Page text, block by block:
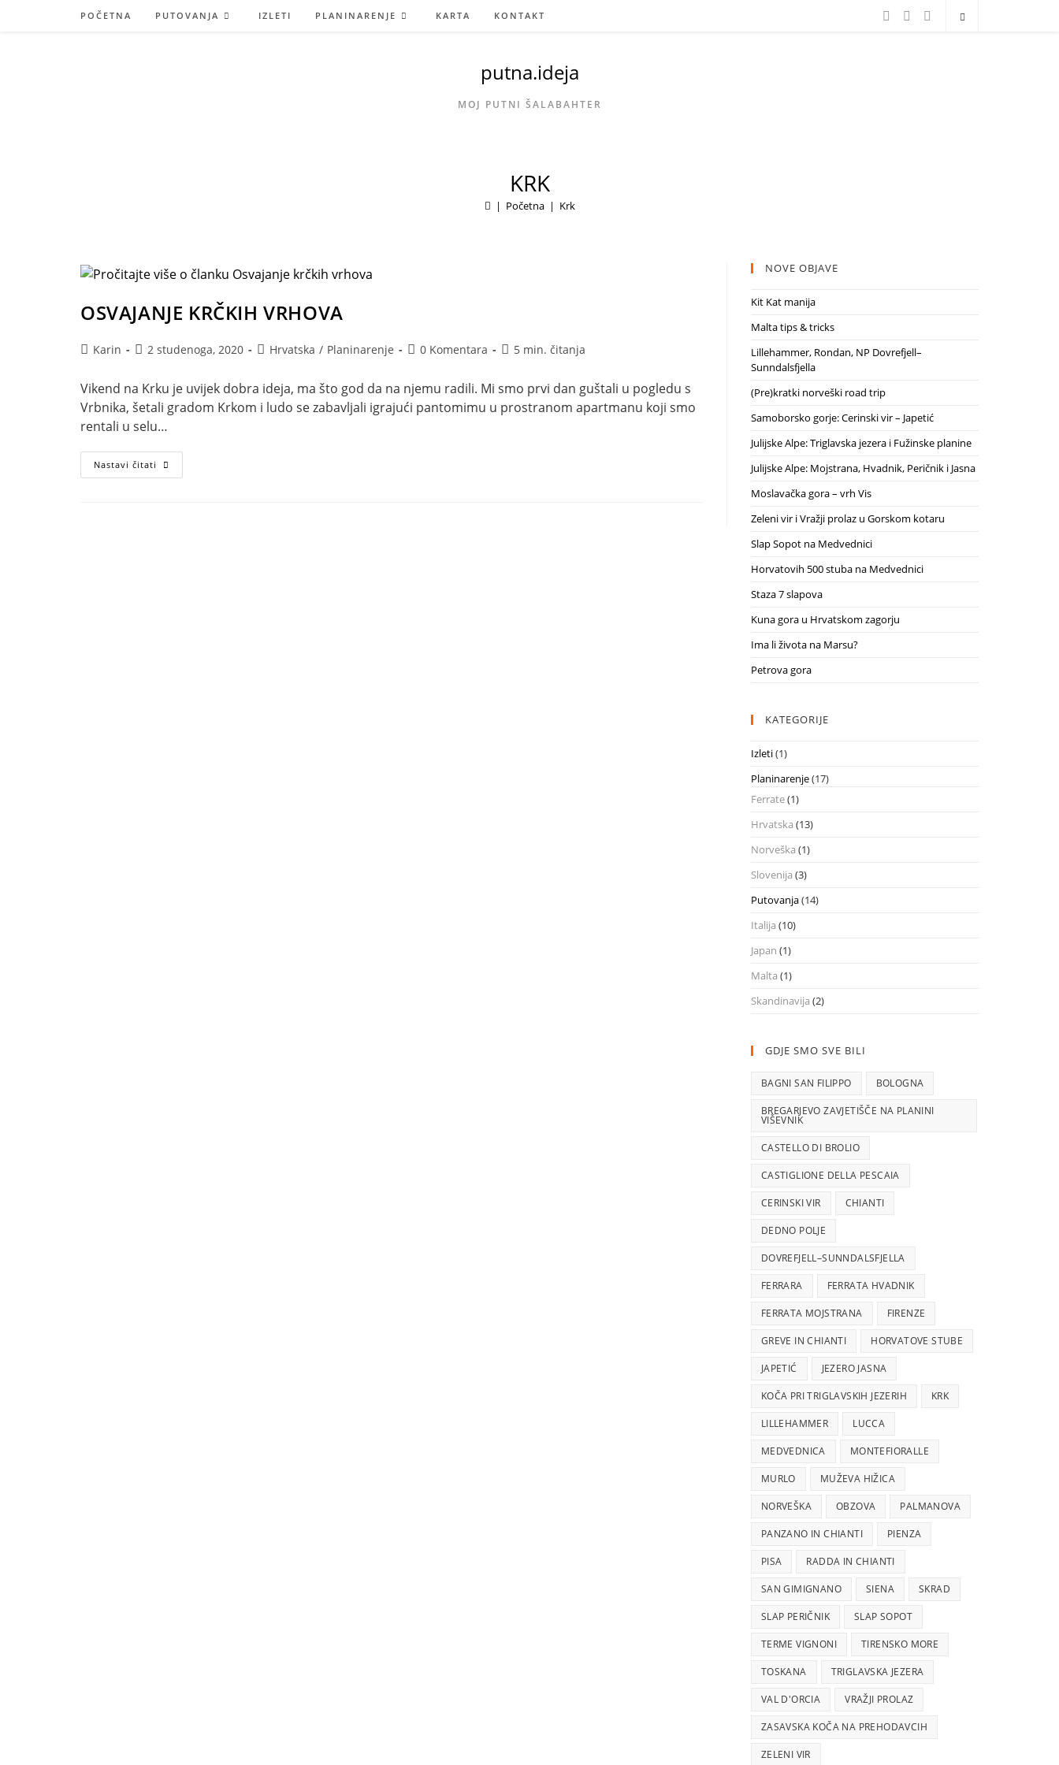
POČETNA PUTOVANJA IZLETI PLANINARENJE KARTA KONTAKT
putna.ideja
MOJ PUTNI ŠALABAHTER
KRK
| Početna | Krk
OSVAJANJE KRČKIH VRHOVA
AutorKarin
Objava
2 studenoga, 2020
Kategorija
Hrvatska / Planinarenje
Komentari
0 Komentara
Vrijeme
5 min. čitanja
Vikend na Krku je uvijek dobra ideja, ma što god da na njemu radili. Mi smo prvi dan guštali u pogledu s
Vrbnika, šetali gradom Krkom i ludo se zabavljali igrajući pantomimu u prostranom apartmanu koji smo
rentali u selu…
Nastavi čitati Osvajanje
krčkih
NOVE OBJAVE
Kit Kat manija
Malta tips & tricks
Lillehammer, Rondan, NP Dovrefjell–
Sunndalsfjella
(Pre)kratki norveški road trip
Samoborsko gorje: Cerinski vir – Japetić
Julijske Alpe: Triglavska jezera i Fužinske planine
Julijske Alpe: Mojstrana, Hvadnik, Peričnik i Jasna
Moslavačka gora – vrh Vis
Zeleni vir i Vražji prolaz u Gorskom kotaru
Slap Sopot na Medvednici
Horvatovih 500 stuba na Medvednici
Staza 7 slapova
Kuna gora u Hrvatskom zagorju
Ima li života na Marsu?
Petrova gora
KATEGORIJE
Izleti(1)
Planinarenje(17)
Ferrate(1)
Hrvatska (13)
Norveška (1)
Slovenija (3)
Putovanja(14)
Italija (10)
Japan (1)
Malta (1)
Skandinavija (2)
GDJE SMO SVE BILI
BAGNI SAN FILIPPO BOLOGNA
BREGARJEVO ZAVJETIŠČE NA PLANINI
VIŠEVNIK
CASTELLO DI BROLIO
CASTIGLIONE DELLA PESCAIA
CERINSKI VIR CHIANTI
DEDNO POLJE
DOVREFJELL–SUNNDALSFJELLA
FERRARA FERRATA HVADNIK
FERRATA MOJSTRANA FIRENZE
GREVE IN CHIANTI HORVATOVE STUBE
JAPETIĆ JEZERO JASNA
KOČA PRI TRIGLAVSKIH JEZERIH KRK
LILLEHAMMER LUCCA
MEDVEDNICA MONTEFIORALLE
MURLO MUŽEVA HIŽICA
NORVEŠKA OBZOVA PALMANOVA
PANZANO IN CHIANTI PIENZA
PISA RADDA IN CHIANTI
SAN GIMIGNANO SIENA SKRAD
SLAP PERIČNIK SLAP SOPOT
TERME VIGNONI TIRENSKO MORE
TOSKANA TRIGLAVSKA JEZERA
VAL D'ORCIA VRAŽJI PROLAZ
ZASAVSKA KOČA NA PREHODAVCIH
ZELENI VIR